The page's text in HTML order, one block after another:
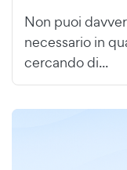
Non puoi
necessario in
cercando di...